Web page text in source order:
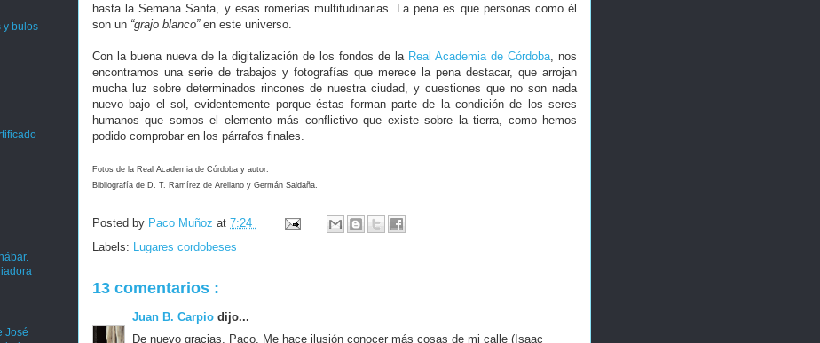
hasta la Semana Santa, y esas romerías multitudinarias. La pena es que personas como él
son un “grajo blanco”en este universo.
Con la buena nueva de la digitalización de los fondos de la Real Academia de Córdoba, nos
encontramos una serie de trabajos y fotografías que merece la pena destacar, que arrojan
mucha luz sobre determinados rincones de nuestra ciudad, y cuestiones que no son nada
nuevo bajo el sol, evidentemente porque éstas forman parte de la condición de los seres
humanos que somos el elemento más conflictivo que existe sobre la tierra, como hemos
podido comprobar en los párrafos finales.
Fotos de la Real Academia de Córdoba y autor.
Bibliografía de D. T. Ramírez de Arellano y Germán Saldaña.
Posted by Paco Muñoz at 7:24
Labels: Lugares cordobeses
13 comentarios :
Juan B. Carpio dijo...
De nuevo gracias, Paco. Me hace ilusión conocer más cosas de mi calle (Isaac
y bulos
José